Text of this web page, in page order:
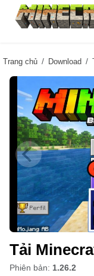
Trang chủ Download
Tải
Phiên bản: 1.26.2